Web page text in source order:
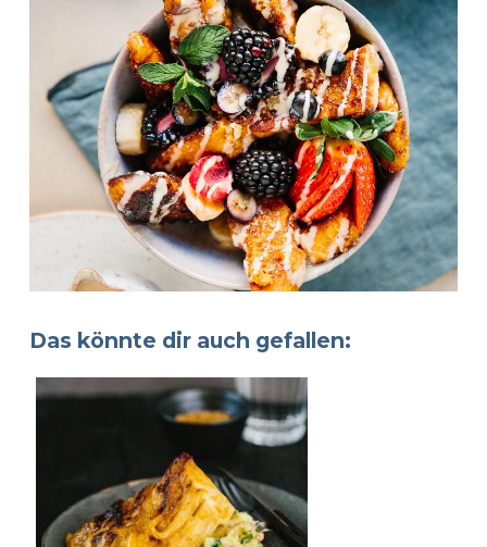
Das könnte dir auch gefallen: